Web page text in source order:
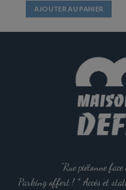
AJOUTER AU PANIER
"Rue piétonne
Parking offert ! * Accès et